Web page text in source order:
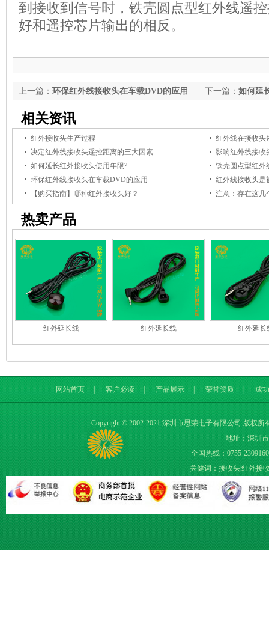
到接收到信号时，铁壳圆点型红外线遥
好和遥控芯片输出的相反。
下一篇： 如何延
上一篇： 环保红外线接收头在车载DVD的应用
相关资讯
红外接收头生产过程
红外线在接收头
决定红外线接收头遥控距离的三大因素
影响红外线接收
如何延长红外接收头使用年限?
铁壳圆点型红外
环保红外线接收头在车载DVD的应用
红外线接收头是
【购买指南】哪种红外接收头好？
注意：存在这几
热卖产品
红外延长线 红外延长线 红外延长
网站首页 | 客户必读 | 产品展示 | 荣誉资质 | 成
Copyright © 2002-2021 深圳市思荣电子有限公司 版权所
地址：深圳
全国热线：0755-
关健词： 接收头红外接